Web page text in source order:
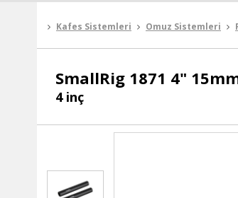
Kafes Sistemleri Omuz Sistemleri
SmallRig 1871 4"
4 inç